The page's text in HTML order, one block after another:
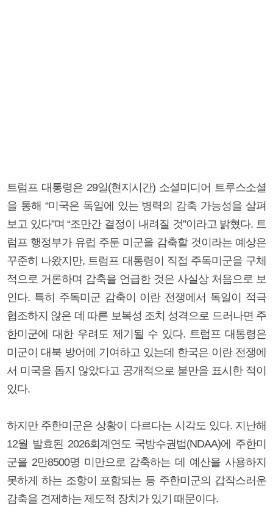
트럼프 대통령은 29일(현지시간) 소셜미디어 트루스소셜
을 통해 “미국은 독일에 있는 병력의 감축 가능성을 살펴
보고 있다”며 “조만간 결정이 내려질 것”이라고 밝혔다. 트
럼프 행정부가 유럽 주둔 미군을 감축할 것이라는 예상은
꾸준히 나왔지만, 트럼프 대통령이 직접 주독미군을 구체
적으로 거론하며 감축을 언급한 것은 사실상 처음으로 보
인다. 특히 주독미군 감축이 이란 전쟁에서 독일이 적극
협조하지 않은 데 따른 보복성 조치 성격으로 드러나면 주
한미군에 대한 우려도 제기될 수 있다. 트럼프 대통령은
미군이 대북 방어에 기여하고 있는데 한국은 이란 전쟁에
서 미국을 돕지 않았다고 공개적으로 불만을 표시한 적이
있다.
하지만 주한미군은 상황이 다르다는 시각도 있다. 지난해
12월 발효된 2026회계연도 국방수권법(NDAA)에 주한미
군을 2만8500명 미만으로 감축하는 데 예산을 사용하지
못하게 하는 조항이 포함되는 등 주한미군의 갑작스러운
감축을 견제하는 제도적 장치가 있기 때문이다.